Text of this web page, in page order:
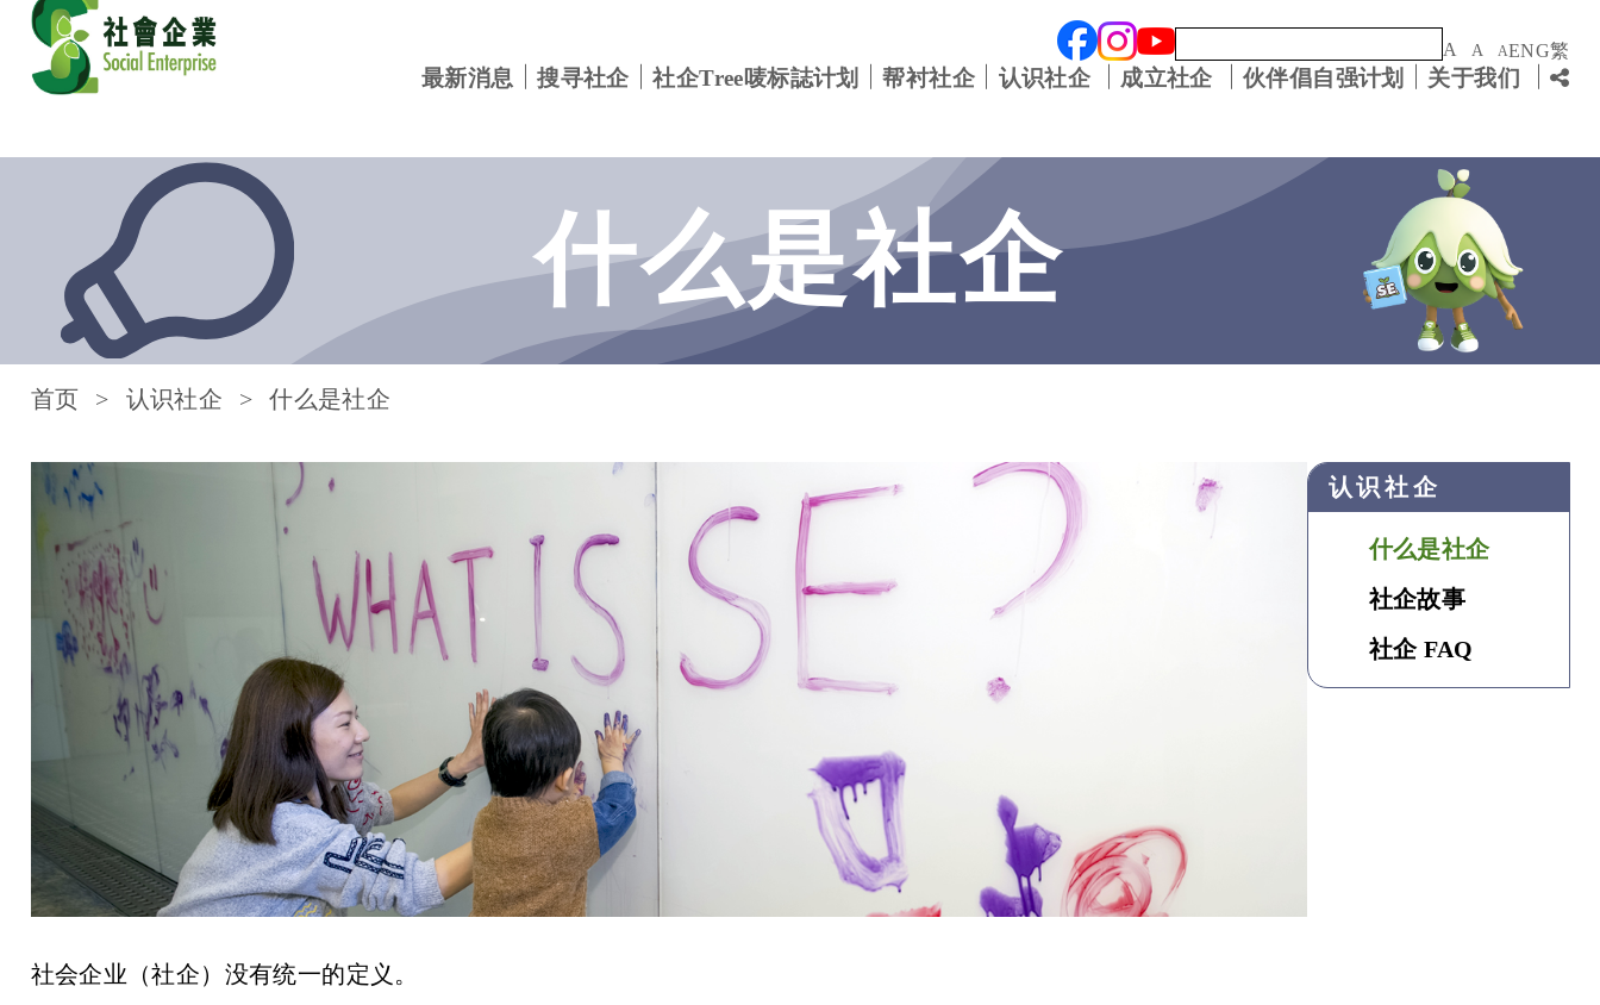
关键字 A A AENG繁
最新消息 搜寻社企 社企Tree唛标誌计划 帮衬社企 认识社企 成立社企 伙伴倡自强计划 关于我们
什么是社企
首页 认识社企 什么是社企
认识社企
什么是社企
社企故事
社企 FAQ
社会企业（社企）没有统一的定义。